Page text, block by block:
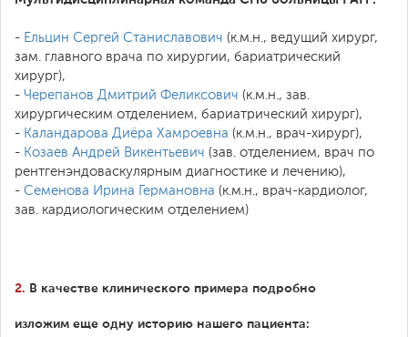
- Ельцин Сергей Станиславович (к.м.н., ведущий хирург,
зам. главного врача по хирургии, бариатрический
хирург),
- Черепанов Дмитрий Феликсович (к.м.н., зав.
хирургическим отделением, бариатрический хирург),
- Каландарова Диёра Хамроевна (к.м.н., врач-хирург),
- Козаев Андрей Викентьевич (зав. отделением, врач по
рентгенэндоваскулярным диагностике и лечению),
- Семенова Ирина Германовна (к.м.н., врач-кардиолог,
зав. кардиологическим отделением)
2. В качестве клинического примера подробно
изложим еще одну историю нашего пациента: